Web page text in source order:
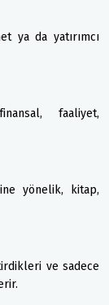
ya da yatırımcı
faaliyet,
yönelik, kitap,
ve sadece